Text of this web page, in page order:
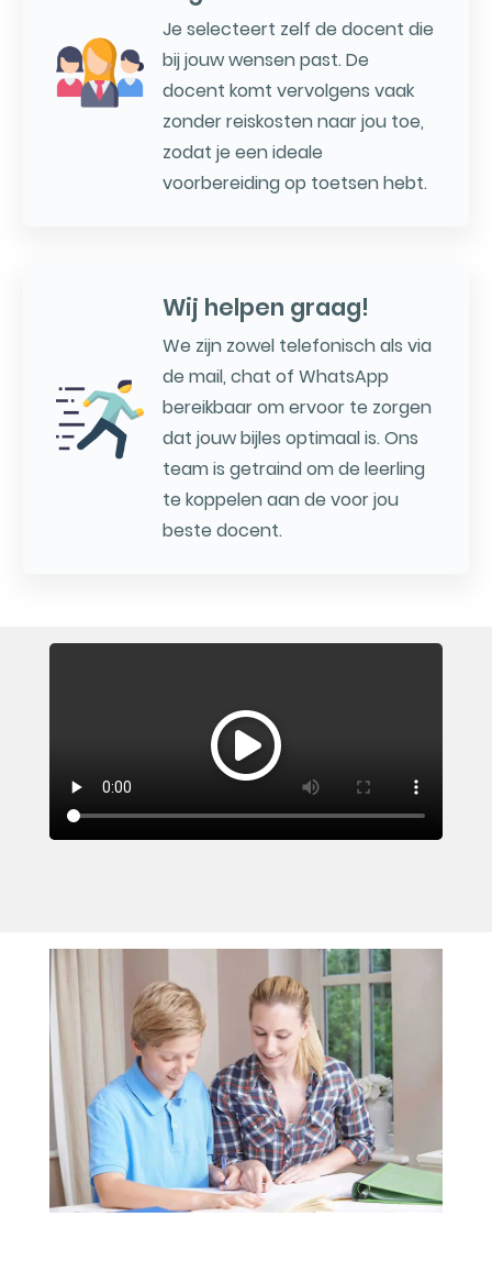
Je selecteert zelf de docent die
bij jouw wensen past. De
docent komt vervolgens vaak
zonder reiskosten naar jou toe,
zodat je een ideale
voorbereiding op toetsen hebt.
Wij helpen graag!
We zijn zowel telefonisch als via
de mail, chat of WhatsApp
bereikbaar om ervoor te zorgen
dat jouw bijles optimaal is. Ons
team is getraind om de leerling
te koppelen aan de voor jou
beste docent.